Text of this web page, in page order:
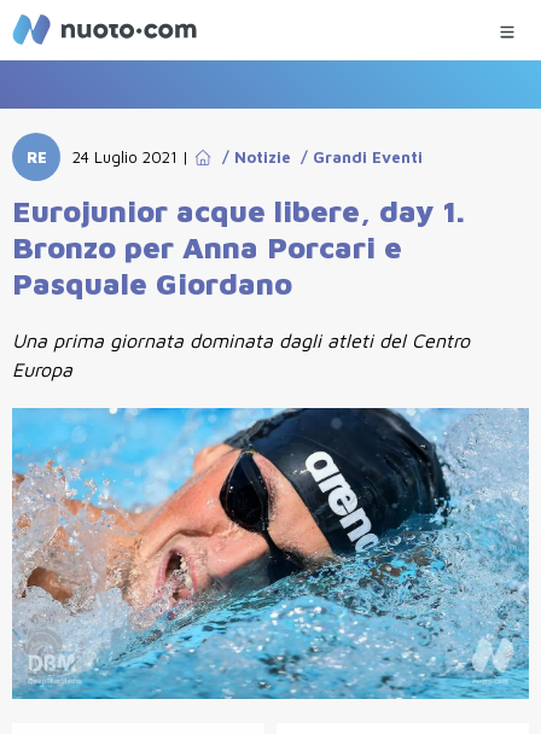
RE 24 Luglio 2021 | / Notizie / Grandi Eventi
Eurojunior acque libere, day 1.
Bronzo per Anna Porcari e
Pasquale Giordano
Una prima giornata dominata dagli atleti del Centro
Europa